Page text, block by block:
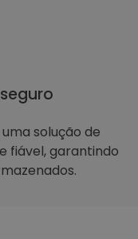
solução de
fiável, garantindo